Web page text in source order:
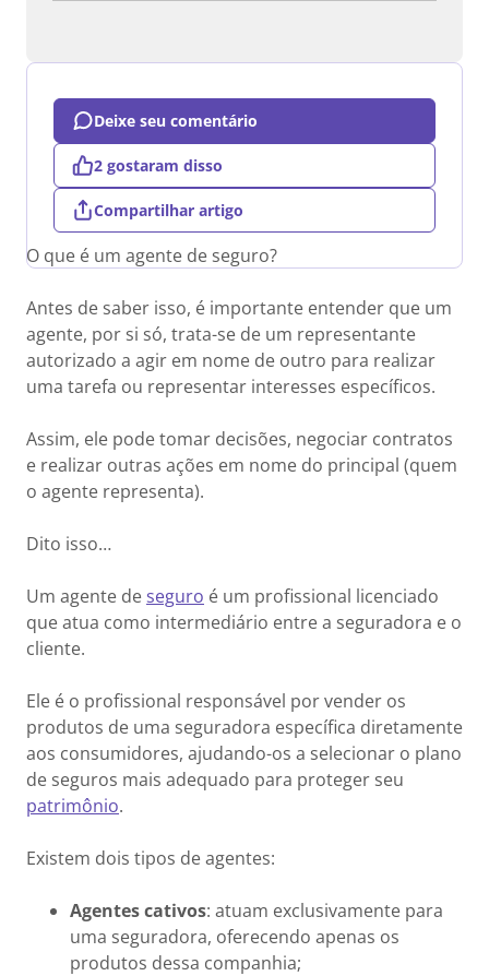
O que é um agente de seguro?
Antes de saber isso, é importante entender que um
agente, por si só, trata-se de um representante
autorizado a agir em nome de outro para realizar
uma tarefa ou representar interesses específicos.
Assim, ele pode tomar decisões, negociar contratos
e realizar outras ações em nome do principal (quem
o agente representa).
Dito isso…
Um agente deseguro é um profissional licenciado
que atua como intermediário entre a seguradora e o
cliente.
Ele é o profissional responsável por vender os
produtos de uma seguradora específica diretamente
aos consumidores, ajudando-os a selecionar o plano
de seguros mais adequado para proteger seu
patrimônio.
Existem dois tipos de agentes:
Agentes cativos: atuam exclusivamente para
uma seguradora, oferecendo apenas os
produtos dessa companhia;
Deixe seu comentário
2 gostaram disso
Compartilhar artigo